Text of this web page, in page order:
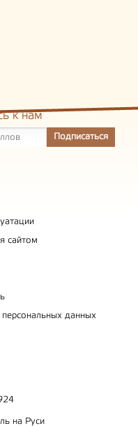
к нам
сайтом
данных
на Руси